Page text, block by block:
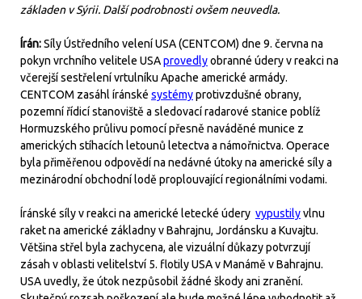
základen v Sýrii. Další podrobnosti ovšem neuvedla.
Írán:Síly Ústředního velení USA (CENTCOM) dne 9. června na
pokyn vrchního velitele USAprovedlyobranné údery v reakci na
včerejší sestřelení vrtulníku Apache americké armády.
CENTCOM zasáhl íránské systémyprotivzdušné obrany,
pozemní řídicí stanoviště a sledovací radarové stanice poblíž
Hormuzského průlivu pomocí přesně naváděné munice z
amerických stíhacích letounů letectva a námořnictva. Operace
byla přiměřenou odpovědí na nedávné útoky na americké síly a
mezinárodní obchodní lodě proplouvající regionálními vodami.
Íránské síly v reakci na americké letecké údery vypustilyvlnu
raket na americké základny v Bahrajnu, Jordánsku a Kuvajtu.
Většina střel byla zachycena, ale vizuální důkazy potvrzují
zásah v oblasti velitelství 5. flotily USA v Manámě v Bahrajnu.
USA uvedly, že útok nezpůsobil žádné škody ani zranění.